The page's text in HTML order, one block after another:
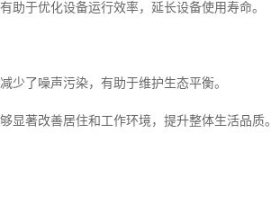
助于优化设备运行效率，延长设备使用寿命。
少了噪声污染，有助于维护生态平衡。
显著改善居住和工作环境，提升整体生活品质